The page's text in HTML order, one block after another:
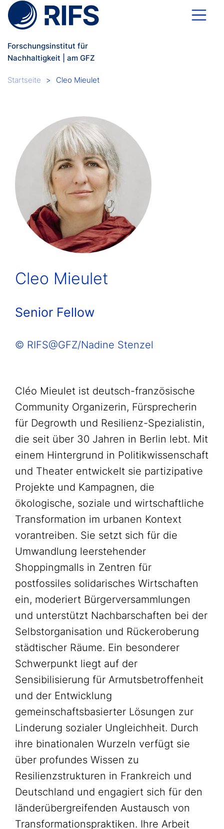
Direkt zum Inhalt
Forschungsinstitut für
Nachhaltigkeit | am GFZ
Breadcrumb
Startseite Cleo Mieulet
Cleo Mieulet
Senior Fellow
© RIFS@GFZ/Nadine Stenzel
Cléo Mieulet ist deutsch-französische
Community Organizerin, Fürsprecherin
für Degrowth und Resilienz-Spezialistin,
die seit über 30 Jahren in Berlin lebt. Mit
einem Hintergrund in Politikwissenschaft
und Theater entwickelt sie partizipative
Projekte und Kampagnen, die
ökologische, soziale und wirtschaftliche
Transformation im urbanen Kontext
vorantreiben. Sie setzt sich für die
Umwandlung leerstehender
Shoppingmalls in Zentren für
postfossiles solidarisches Wirtschaften
ein, moderiert Bürgerversammlungen
und unterstützt Nachbarschaften bei der
Selbstorganisation und Rückeroberung
städtischer Räume. Ein besonderer
Schwerpunkt liegt auf der
Sensibilisierung für Armutsbetroffenheit
und der Entwicklung
gemeinschaftsbasierter Lösungen zur
Linderung sozialer Ungleichheit. Durch
ihre binationalen Wurzeln verfügt sie
über profundes Wissen zu
Resilienzstrukturen in Frankreich und
Deutschland und engagiert sich für den
länderübergreifenden Austausch von
Transformationspraktiken. Ihre Arbeit